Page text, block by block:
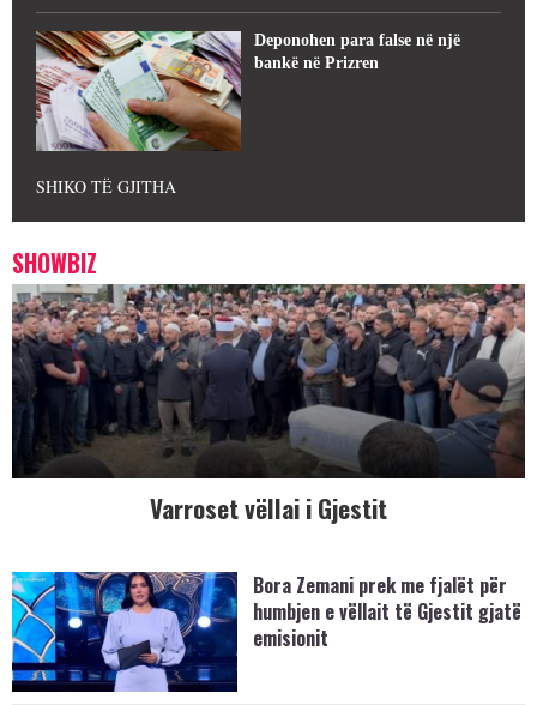
Deponohen para false në një
bankë në Prizren
SHIKO TË GJITHA
SHOWBIZ
Varroset vëllai i Gjestit
Bora Zemani prek me fjalët për
humbjen e vëllait të Gjestit gjatë
emisionit